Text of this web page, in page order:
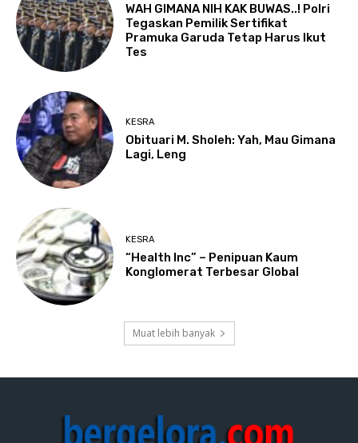
WAH GIMANA NIH KAK BUWAS..! Polri
Tegaskan Pemilik Sertifikat
Pramuka Garuda Tetap Harus Ikut
Tes
KESRA
Obituari M. Sholeh: Yah, Mau Gimana
Lagi, Leng
KESRA
“Health Inc” – Penipuan Kaum
Konglomerat Terbesar Global
Muat lebih banyak